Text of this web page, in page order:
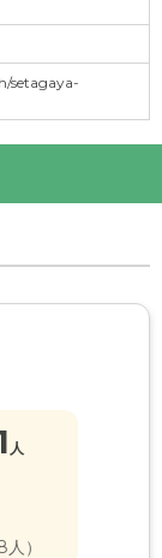
setagaya-
人
人）